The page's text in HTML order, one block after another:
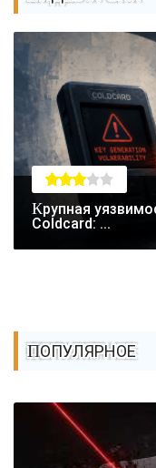
Крупная уязвимость в биткоин-кошельке
Coldcard: ...
ПОПУЛЯРНОЕ